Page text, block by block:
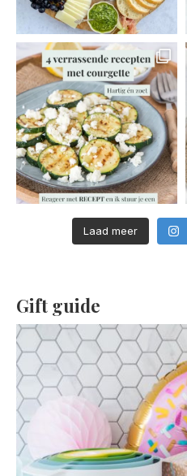
Laad meer
Gift guide